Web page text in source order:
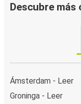
Descubre más
Ámsterdam - Leer
Groninga - Leer